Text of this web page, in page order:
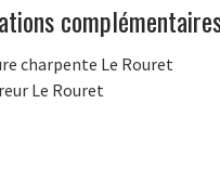
charpente Le Rouret
Le Rouret